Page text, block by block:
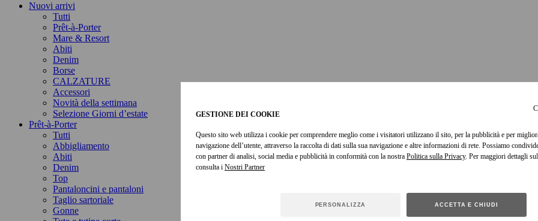
GESTIONE DEI COOKIE
Questo sito web utilizza i cookie per comprendere meglio come i visitatori utilizzano il sito, per la pubblicità e per
navigazione dell’utente, attraverso la raccolta di dati sulla sua navigazione e altre informazioni di rete. Possiamo
con partner di analisi, social media e pubblicità in conformità con la nostra Politica sulla Privacy. Per maggiori dettagli
consulta i
PERSONALIZZA ACCETTA E CHIUDI
Nuovi arrivi
Tutti
Prêt-à-Porter
Mare & Resort
Abiti
Denim
Borse
CALZATURE
Accessori
Novità della settimana
Selezione Giorni d’estate
Prêt-à-Porter
Tutti
Abbigliamento
Abiti
Denim
Top
Pantaloncini e pantaloni
Taglio sartoriale
Gonne